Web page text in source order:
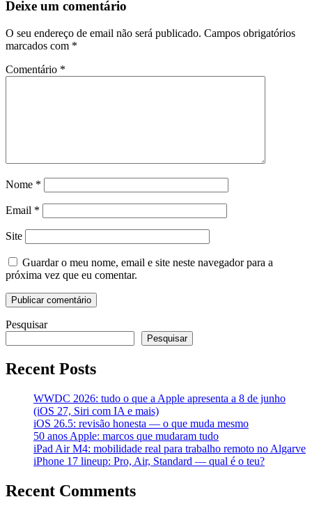
artigos
Deixe um comentário
O seu endereço de email não será publicado. Campos obrigatórios
marcados com *
Comentário *
Nome *
Email *
Site
Guardar o meu nome, email e site neste navegador para a
próxima vez que eu comentar.
Pesquisar
Pesquisar
Recent Posts
WWDC 2026: tudo o que a Apple apresenta a 8 de junho
(iOS 27, Siri com IA e mais)
iOS 26.5: revisão honesta — o que muda mesmo
50 anos Apple: marcos que mudaram tudo
iPad Air M4: mobilidade real para trabalho remoto no Algarve
iPhone 17 lineup: Pro, Air, Standard — qual é o teu?
Recent Comments